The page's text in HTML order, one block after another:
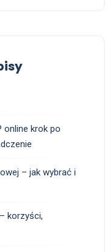
online krok po
– jak wybrać i
korzyści,